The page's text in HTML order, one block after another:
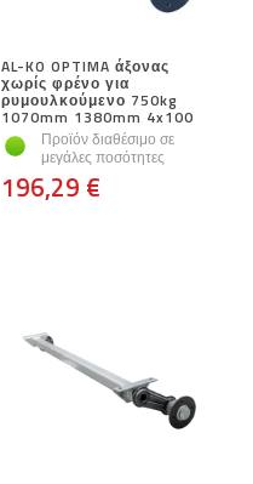
AL-KO OPTIMA άξονας
χωρίς φρένο για
ρυμουλκούμενο 750kg
1070mm 1380mm 4x100
Προϊόν διαθέσιμο σε
μεγάλες ποσότητες
196,29 €